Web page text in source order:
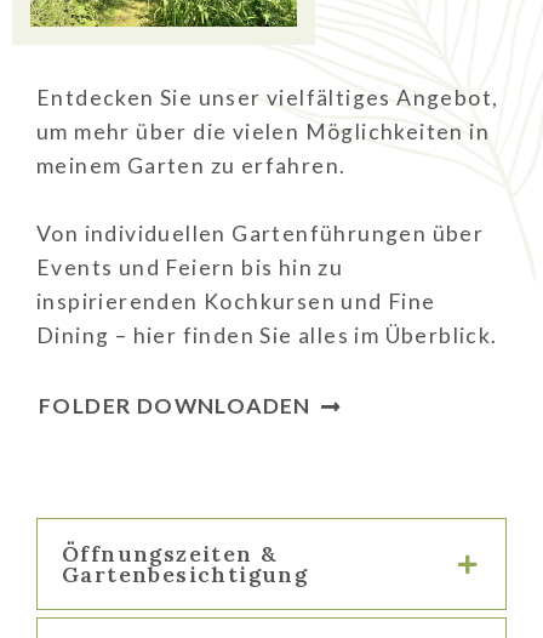
Entdecken Sie unser vielfältiges Angebot,
um mehr über die vielen Möglichkeiten in
meinem Garten zu erfahren.
Von individuellen Gartenführungen über
Events und Feiern bis hin zu
inspirierenden Kochkursen und Fine
Dining – hier finden Sie alles im Überblick.
FOLDER DOWNLOADEN
Öffnungszeiten &
Gartenbesichtigung